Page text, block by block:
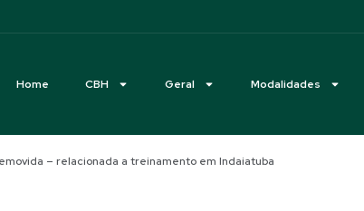
Home CBH Geral Modalidades
– relacionada a treinamento em Indaiatuba